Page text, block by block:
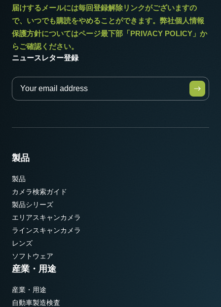
届けするメールには毎回登録解除リンクがございますの
で、いつでも購読をやめることができます。弊社個人情報
保護方針についてはページ最下部「PRIVACY POLICY」か
らご確認ください。
ニュースレター登録
製品
製品
カメラ検索ガイド
製品シリーズ
エリアスキャンカメラ
ラインスキャンカメラ
レンズ
ソフトウェア
産業・用途
産業・用途
自動車製造検査